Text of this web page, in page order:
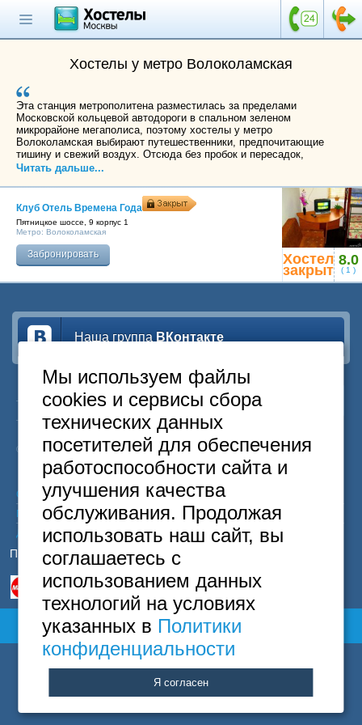
Хостелы у метро Волоколамская
Эта станция метрополитена разместилась за пределами
Московской кольцевой автодороги в спальном зеленом
микрорайоне мегаполиса, поэтому хостелы у метро
Волоколамская выбирают путешественники, предпочитающие
тишину и свежий воздух. Отсюда без пробок и пересадок,
потратив от 30 до 50 минут, можно доехать до Киевского и
исторической части Москвы с главными памятниками страны:
Кремлем и Красной площадью, Большим театром и собором
Василия Блаженного составит чуть более получаса.
Читать дальше...
Клуб Отель Времена Года
Пятницкое шоссе, 9 корпус 1
Метро: Волоколамская
Забронировать Хостел
закрыт
8.0
( 1 )
Наша группа ВКонтакте
Москва
Бесплатный
418-22-18
8 800 222-58-32
© 2015 Hostels of Moscow. Все права защищены.
Согласие на обработку персональных данных
Политика конфиденциальности
Договор оферты
Принимаем к оплате
Мы используем файлы
cookies и сервисы сбора
технических данных
посетителей для обеспечения
работоспособности сайта и
улучшения качества
обслуживания. Продолжая
использовать наш сайт, вы
соглашаетесь с
использованием данных
технологий на условиях
указанных в Политики
конфиденциальности
Я согласен
Полная версия сайта
Главная страница
Поиск хостела
Отзывы о
хостелах
Каталог хостелов
Как оплатить
Контакты
Наши группы
в социальных сетях
Бесплатный по России
8 (800) 222-58-32
+7 (495) 646-74-40
Петербург
Полная версия сайта